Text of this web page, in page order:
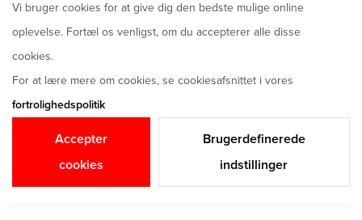
Vi bruger cookies for at give dig den bedste mulige online
oplevelse. Fortæl os venligst, om du accepterer alle disse
cookies.
For at lære mere om cookies, se cookiesafsnittet i vores
fortrolighedspolitik
Accepter
cookies
Brugerdefinerede
indstillinger